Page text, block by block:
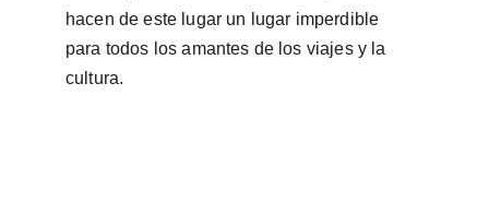
hacen de este lugar un lugar imperdible
para todos los amantes de los viajes y la
cultura.